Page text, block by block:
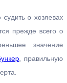
о хозяевах
прежде всего о
значение
, правильную